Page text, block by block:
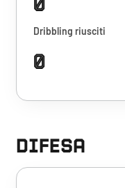
Dribbling riusciti
0
DIFESA